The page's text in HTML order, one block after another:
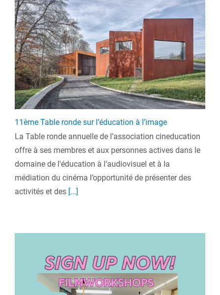
11ème Table ronde sur l’éducation à l’image
La Table ronde annuelle de l’association cineducation
offre à ses membres et aux personnes actives dans le
domaine de l'éducation à l’audiovisuel et à la
médiation du cinéma l’opportunité de présenter des
activités et des [...]